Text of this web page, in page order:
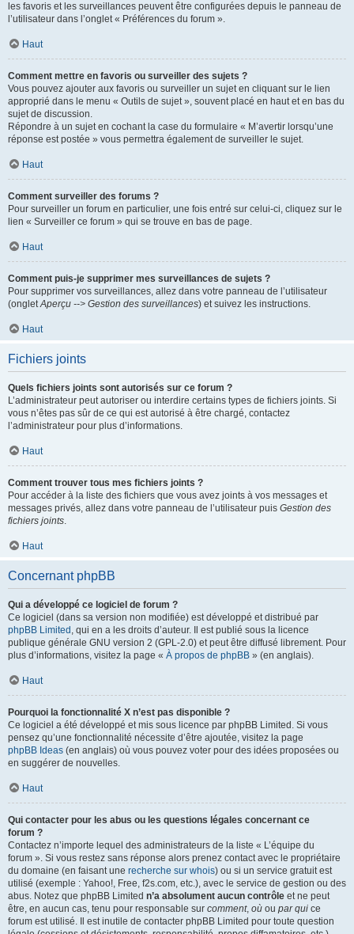
les favoris et les surveillances peuvent être configurées depuis le panneau de
l’utilisateur dans l’onglet « Préférences du forum ».
Haut
Comment mettre en favoris ou surveiller des sujets ?
Vous pouvez ajouter aux favoris ou surveiller un sujet en cliquant sur le lien
approprié dans le menu « Outils de sujet », souvent placé en haut et en bas du
sujet de discussion.
Répondre à un sujet en cochant la case du formulaire « M’avertir lorsqu’une
réponse est postée » vous permettra également de surveiller le sujet.
Haut
Comment surveiller des forums ?
Pour surveiller un forum en particulier, une fois entré sur celui-ci, cliquez sur le
lien « Surveiller ce forum » qui se trouve en bas de page.
Haut
Comment puis-je supprimer mes surveillances de sujets ?
Pour supprimer vos surveillances, allez dans votre panneau de l’utilisateur
(ongletAperçu --> Gestion des surveillances) et suivez les instructions.
Haut
Fichiers joints
Quels fichiers joints sont autorisés sur ce forum ?
L’administrateur peut autoriser ou interdire certains types de fichiers joints. Si
vous n’êtes pas sûr de ce qui est autorisé à être chargé, contactez
l’administrateur pour plus d’informations.
Haut
Comment trouver tous mes fichiers joints ?
Pour accéder à la liste des fichiers que vous avez joints à vos messages et
messages privés, allez dans votre panneau de l’utilisateur puis Gestion des
fichiers joints.
Haut
Concernant phpBB
Qui a développé ce logiciel de forum ?
Ce logiciel (dans sa version non modifiée) est développé et distribué par
phpBB Limited , qui en a les droits d’auteur. Il est publié sous la licence
publique générale GNU version 2 (GPL-2.0) et peut être diffusé librement. Pour
plus d’informations, visitez la page « À propos de phpBB » (en anglais).
Haut
Pourquoi la fonctionnalité X n’est pas disponible ?
Ce logiciel a été développé et mis sous licence par phpBB Limited. Si vous
pensez qu’une fonctionnalité nécessite d’être ajoutée, visitez la page
phpBB Ideas (en anglais) où vous pouvez voter pour des idées proposées ou
en suggérer de nouvelles.
Haut
Qui contacter pour les abus ou les questions légales concernant ce
forum ?
Contactez n’importe lequel des administrateurs de la liste « L’équipe du
forum ». Si vous restez sans réponse alors prenez contact avec le propriétaire
du domaine (en faisant une recherche sur whois) ou si un service gratuit est
utilisé (exemple : Yahoo!, Free, f2s.com, etc.), avec le service de gestion ou des
abus. Notez que phpBB Limited n’a absolument aucun contrôle et ne peut
être, en aucun cas, tenu pour responsable sur comment, où ou par qui ce
forum est utilisé. Il est inutile de contacter phpBB Limited pour toute question